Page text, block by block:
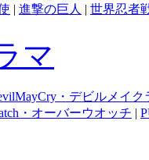
| 進撃の巨人 | 世界忍者
マ
・デビルメイク
・オーバーウオッチ |